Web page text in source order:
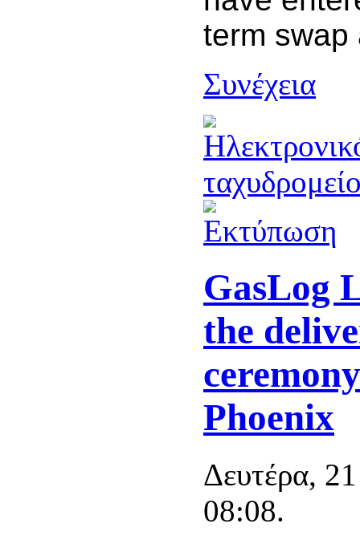
term swap
Συνέχεια
GasLog
the
Phoenix
Δευτέρα,
08:08.